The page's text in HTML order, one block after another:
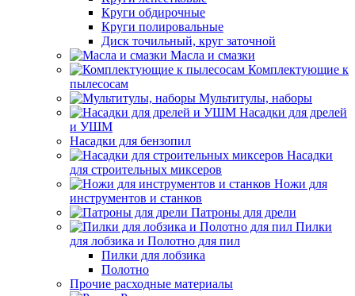
Круги обдирочные
Круги полировальные
Диск точильный, круг заточной
Масла и смазки
Комплектующие к
пылесосам
Мультитулы, наборы
Насадки для дрелей
и УШМ
Насадки для бензопил
Насадки
для строительных миксеров
Ножи для
инструментов и станков
Патроны для дрели
Пилки
для лобзика и Полотно для пил
Пилки для лобзика
Полотно
Прочие расходные материалы